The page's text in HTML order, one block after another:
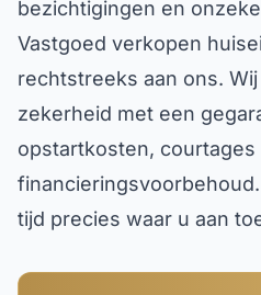
bezichtigingen en
Vastgoed verkopen
rechtstreeks aan ons.
zekerheid met een
opstartkosten, courtages
tijd precies waar u aan